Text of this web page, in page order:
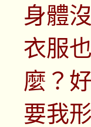
身體
衣服
麼？
要我